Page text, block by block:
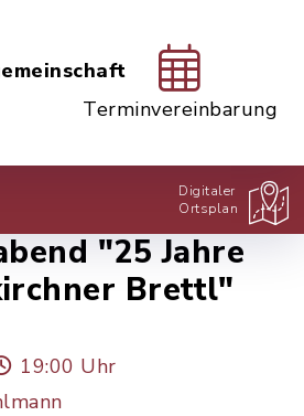
Terminvereinbarung
Digitaler
Ortsplan
"25 Jahre
Brettl"
19:00 Uhr